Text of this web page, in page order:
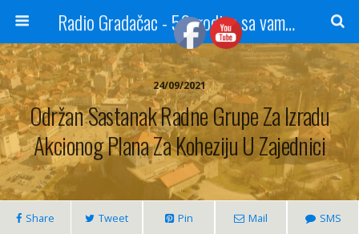
Radio Gradačac - 56 godina sa vama...
24/09/2021
Održan Sastanak Radne Grupe Za Izradu
Akcionog Plana Za Koheziju U Zajednici
Share Tweet Pin Mail SMS